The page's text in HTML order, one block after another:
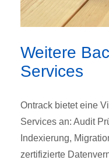
Weitere
Services
Ontrack bietet eine
Services an: Audit
Indexierung,
zertifizierte